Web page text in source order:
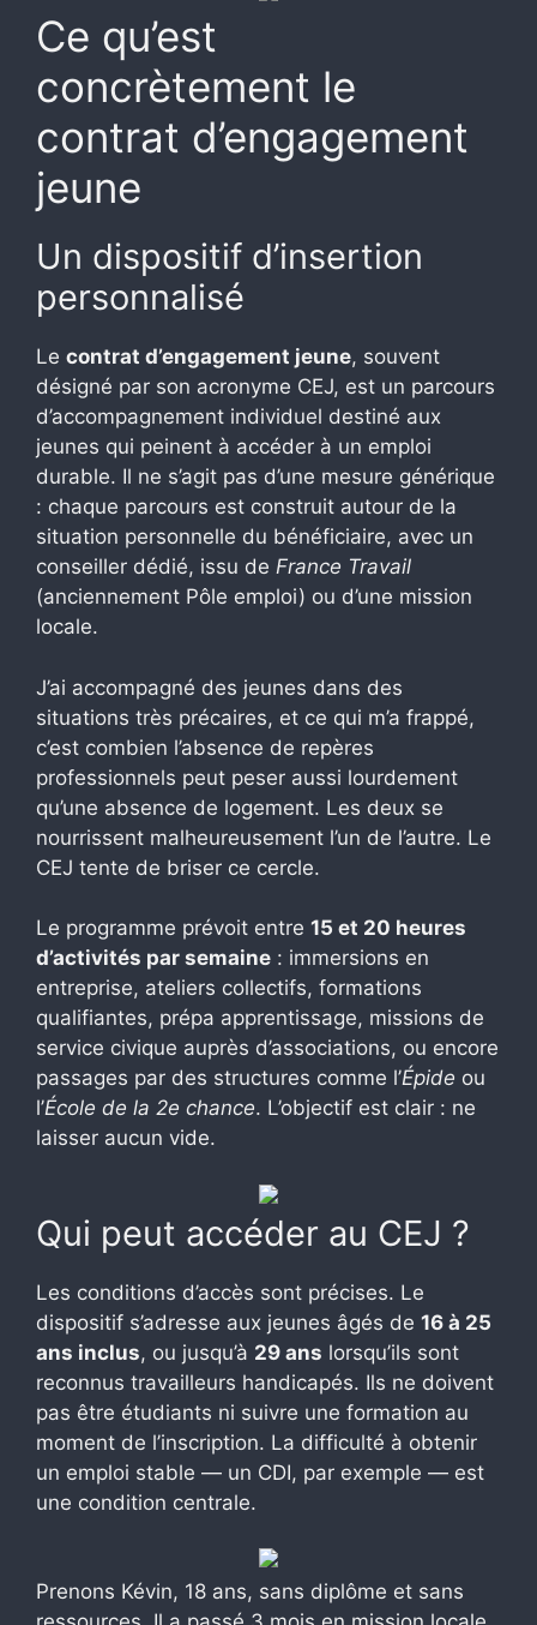
Ce qu’est
concrètement le
contrat d’engagement
jeune
Un dispositif d’insertion
personnalisé
Le contrat d’engagement jeune, souvent
désigné par son acronyme CEJ, est un parcours
d’accompagnement individuel destiné aux
jeunes qui peinent à accéder à un emploi
durable. Il ne s’agit pas d’une mesure générique
: chaque parcours est construit autour de la
situation personnelle du bénéficiaire, avec un
conseiller dédié, issu de France Travail
(anciennement Pôle emploi) ou d’une mission
locale.
J’ai accompagné des jeunes dans des
situations très précaires, et ce qui m’a frappé,
c’est combien l’absence de repères
professionnels peut peser aussi lourdement
qu’une absence de logement. Les deux se
nourrissent malheureusement l’un de l’autre. Le
CEJ tente de briser ce cercle.
Le programme prévoit entre 15 et 20 heures
d’activités par semaine : immersions en
entreprise, ateliers collectifs, formations
qualifiantes, prépa apprentissage, missions de
service civique auprès d’associations, ou encore
passages par des structures comme l’Épide ou
l’École de la 2e chance. L’objectif est clair : ne
laisser aucun vide.
Qui peut accéder au CEJ ?
Les conditions d’accès sont précises. Le
dispositif s’adresse aux jeunes âgés de 16 à 25
ans inclus, ou jusqu’à 29 ans lorsqu’ils sont
reconnus travailleurs handicapés. Ils ne doivent
pas être étudiants ni suivre une formation au
moment de l’inscription. La difficulté à obtenir
un emploi stable — un CDI, par exemple — est
une condition centrale.
Prenons Kévin, 18 ans, sans diplôme et sans